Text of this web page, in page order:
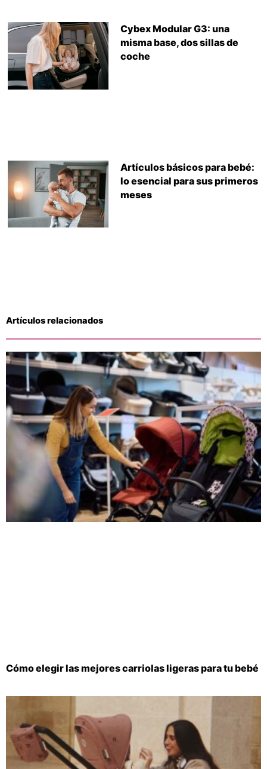
Cybex Modular G3: una
misma base, dos sillas de
coche
Artículos básicos para bebé:
lo esencial para sus primeros
meses
Artículos relacionados
Cómo elegir las mejores carriolas ligeras para tu bebé